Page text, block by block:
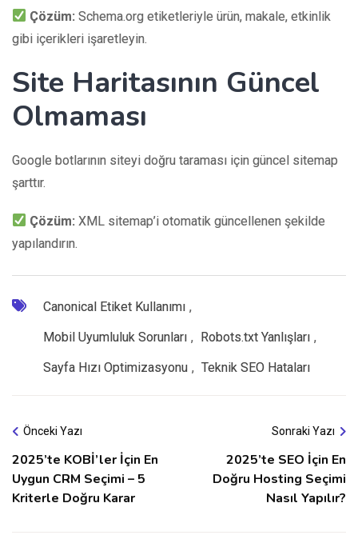
Çözüm: Schema.org etiketleriyle ürün, makale, etkinlik
gibi içerikleri işaretleyin.
Site Haritasının Güncel
Olmaması
Google botlarının siteyi doğru taraması için güncel sitemap
şarttır.
Çözüm:XML sitemap’i otomatik güncellenen şekilde
yapılandırın.
Canonical Etiket Kullanımı ,
Mobil Uyumluluk Sorunları , Robots.txt Yanlışları ,
Sayfa Hızı Optimizasyonu , Teknik SEO Hataları
Önceki Yazı
2025’te KOBİ’ler İçin En
Uygun CRM Seçimi – 5
Kriterle Doğru Karar
Sonraki Yazı
2025’te SEO İçin En
Doğru Hosting Seçimi
Nasıl Yapılır?